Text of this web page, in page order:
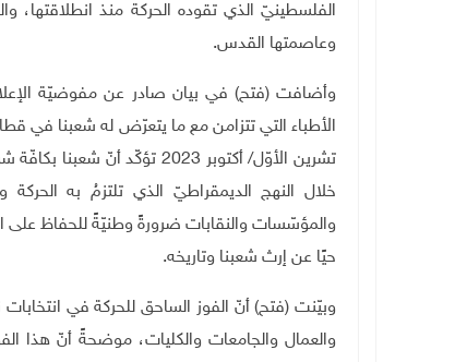
الفلسطينيّ الذي تقوده الحركة منذ انطلاقتها،
وعاصمتها القدس.
وأضافت (فتح) في بيان صادر عن مفوضيّة الإعلام
الأطباء التي تتزامن مع ما يتعرّض له شعبنا في
تشرين الأوّل/ أكتوبر 2023
خلال النهج الديمقراطيّ الذي تلتزمُ به
والمؤسّسات والنقابات ضرورةً وطنيّةً للحفاظ على
حيًا عن إرث شعبنا وتاريخه.
وبيّنت (فتح) أنّ الفوز الساحق للحركة في انتخابات
والعمال والجامعات والكليات، موضحةً أنّ هذا